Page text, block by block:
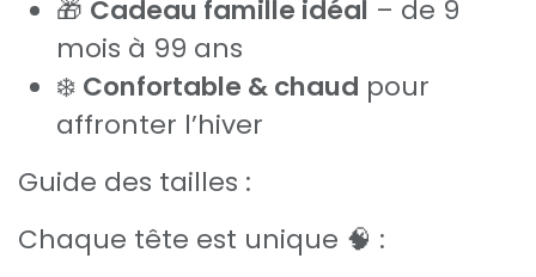
🎁 Cadeau famille idéal – de 9
mois à 99 ans
❄️ Confortable & chaud pour
affronter l’hiver
Guide des tailles :
Chaque tête est unique 🧠 :